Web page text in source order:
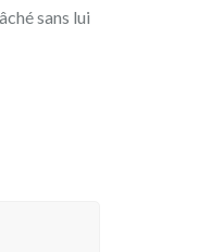
sans lui